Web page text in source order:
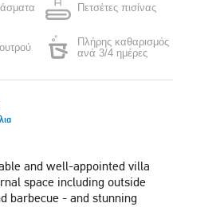
Πλυντήριο ρούχων
Σεσουάρ μαλλιών
Πετσέτες πισίνας
Πλήρης καθαρισμός
ανά 3/4 ημέρες
and well-appointed villa
space including outside
barbecue - and stunning